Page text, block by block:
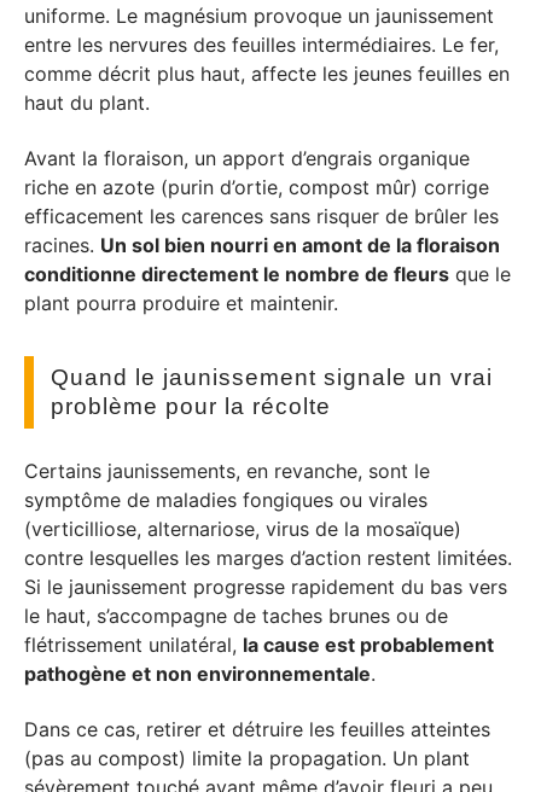
uniforme. Le magnésium provoque un jaunissement
entre les nervures des feuilles intermédiaires. Le fer,
comme décrit plus haut, affecte les jeunes feuilles en
haut du plant.
Avant la floraison, un apport d’engrais organique
riche en azote (purin d’ortie, compost mûr) corrige
efficacement les carences sans risquer de brûler les
racines. Un sol bien nourri en amont de la floraison
conditionne directement le nombre de fleurs que le
plant pourra produire et maintenir.
Quand le jaunissement signale un vrai
problème pour la récolte
Certains jaunissements, en revanche, sont le
symptôme de maladies fongiques ou virales
(verticilliose, alternariose, virus de la mosaïque)
contre lesquelles les marges d’action restent limitées.
Si le jaunissement progresse rapidement du bas vers
le haut, s’accompagne de taches brunes ou de
flétrissement unilatéral, la cause est probablement
pathogène et non environnementale.
Dans ce cas, retirer et détruire les feuilles atteintes
(pas au compost) limite la propagation. Un plant
sévèrement touché avant même d’avoir fleuri a peu